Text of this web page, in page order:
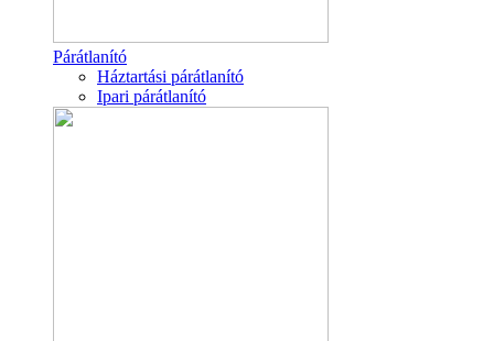
Párátlanító
Háztartási párátlanító
Ipari párátlanító